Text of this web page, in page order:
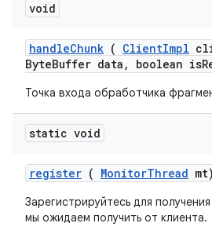
void
handleChunk ( ClientImpl
ByteBuffer data , boolean is
Точка входа обработчика
static void
register ( MonitorThread mt)
Зарегистрируйтесь для
мы ожидаем получить от клиента.